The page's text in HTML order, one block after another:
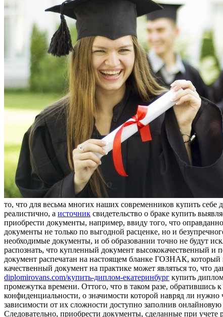
то, что для весьма многих наших современников купить
реалистично, а источник свидетельство о браке купить
приобрести документы, например, ввиду того, что
документы не только по выгодной расценке, но и
необходимые документы, и об образовании точно не будут
распознать, что купленный документ высококачественный и
документ распечатан на настоящем бланке ГОЗНАК, который
качественный документ на практике может являться то, что
diplomirovans.com/купить-диплом-екатеринбург купить
промежутка времени. Оттого, что в таком разе, обратившись
конфиденциальности, о значимости которой навряд ли нужно
зависимости от их сложности доступно заполнив
Следовательно, приобрести документы, сделанные при